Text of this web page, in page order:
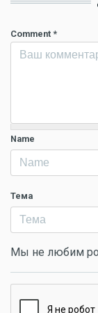
Comment *
Name
Тема
Мы не любим